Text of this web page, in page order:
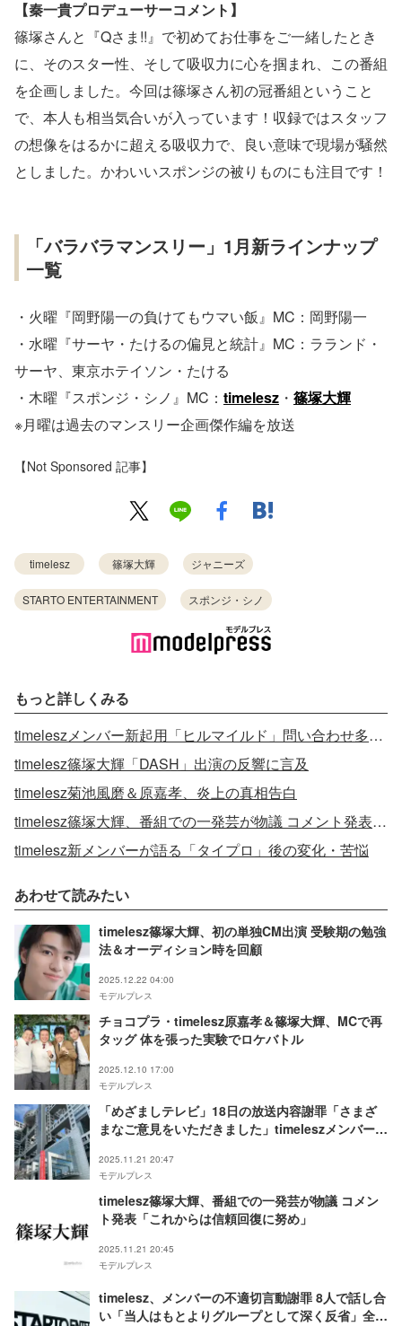
【秦一貴プロデューサーコメント】
篠塚さんと『Qさま!!』で初めてお仕事をご一緒したとき
に、そのスター性、そして吸収力に心を掴まれ、この番組
を企画しました。今回は篠塚さん初の冠番組ということ
で、本人も相当気合いが入っています！収録ではスタッフ
の想像をはるかに超える吸収力で、良い意味で現場が騒然
としました。かわいいスポンジの被りものにも注目です！
「バラバラマンスリー」1月新ラインナップ
一覧
・火曜『岡野陽一の負けてもウマい飯』MC：岡野陽一
・水曜『サーヤ・たけるの偏見と統計』MC：ラランド・
サーヤ、東京ホテイソン・たける
・木曜『スポンジ・シノ』MC： timelesz ・ 篠塚大輝
※月曜は過去のマンスリー企画傑作編を放送
【Not Sponsored 記事】
timelesz 篠塚大輝 ジャニーズ
STARTO ENTERTAINMENT スポンジ・シノ
もっと詳しくみる
timeleszメンバー新起用「ヒルマイルド」問い合わせ多数受けコメント発表
timelesz篠塚大輝「DASH」出演の反響に言及
timelesz菊池風磨＆原嘉孝、炎上の真相告白
timelesz篠塚大輝、番組での一発芸が物議 コメント発表「これからは信頼回復に努め」
timelesz新メンバーが語る「タイプロ」後の変化・苦悩
あわせて読みたい
timelesz篠塚大輝、初の単独CM出演 受験期の勉強
法＆オーディション時を回顧
2025.12.22 04:00
モデルプレス
チョコプラ・timelesz原嘉孝＆篠塚大輝、MCで再
タッグ 体を張った実験でロケバトル
2025.12.10 17:00
モデルプレス
「めざましテレビ」18日の放送内容謝罪「さまざ
まなご意見をいただきました」timeleszメンバーの
2025.11.21 20:47
モデルプレス
timelesz篠塚大輝、番組での一発芸が物議 コメン
ト発表「これからは信頼回復に努め」
2025.11.21 20:45
モデルプレス
timelesz、メンバーの不適切言動謝罪 8人で話し合
い「当人はもとよりグループとして深く反省」全員